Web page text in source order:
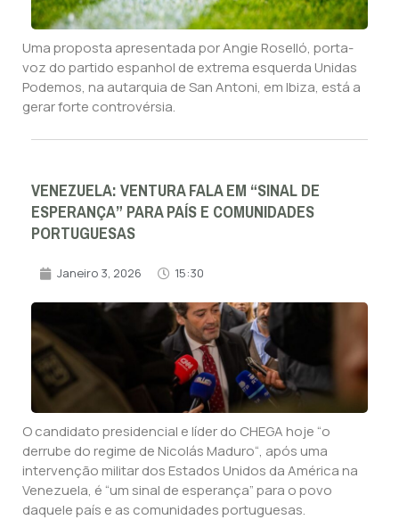
Uma proposta apresentada por Angie Roselló, porta-
voz do partido espanhol de extrema esquerda Unidas
Podemos, na autarquia de San Antoni, em Ibiza, está a
gerar forte controvérsia.
VENEZUELA: VENTURA FALA EM “SINAL DE
ESPERANÇA” PARA PAÍS E COMUNIDADES
PORTUGUESAS
Janeiro 3, 2026 15:30
O candidato presidencial e líder do CHEGA hoje “o
derrube do regime de Nicolás Maduro“, após uma
intervenção militar dos Estados Unidos da América na
Venezuela, é “um sinal de esperança” para o povo
daquele país e as comunidades portuguesas.